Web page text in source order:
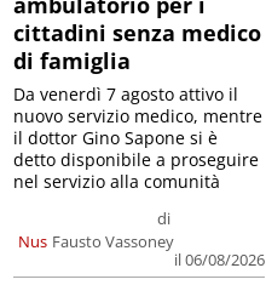
cittadini senza medico
di famiglia
Nus
di
Fausto Vassoney
il 06/08/2026
Da venerdì 7 agosto attivo il
nuovo servizio medico, mentre
il dottor Gino Sapone si è
detto disponibile a proseguire
nel servizio alla comunità